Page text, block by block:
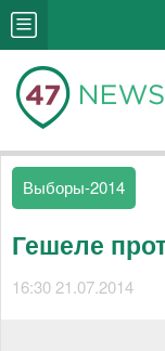
Выборы-2014
Гешеле
16:30 21.07.2014